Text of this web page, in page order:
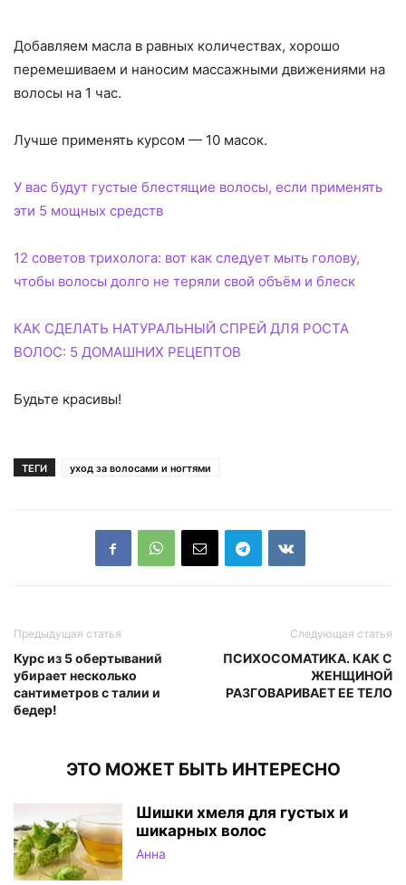
Добавляем масла в равных количествах, хорошо
перемешиваем и наносим массажными движениями на
волосы на 1 час.
Лучше применять курсом — 10 масок.
У вас будут густые блестящие волосы, если применять
эти 5 мощных средств
12 советов трихолога: вот как следует мыть голову,
чтобы волосы долго не теряли свой объём и блеск
КАК СДЕЛАТЬ НАТУРАЛЬНЫЙ СПРЕЙ ДЛЯ РОСТА
ВОЛОС: 5 ДОМАШНИХ РЕЦЕПТОВ
Будьте красивы!
ТЕГИ уход за волосами и ногтями
Предыдущая статья
Курс из 5 обертываний
убирает несколько
сантиметров с талии и
бедер!
Следующая статья
ПСИХОСОМАТИКА. КАК С
ЖЕНЩИНОЙ
РАЗГОВАРИВАЕТ ЕЕ ТЕЛО
ЭТО МОЖЕТ БЫТЬ ИНТЕРЕСНО
Шишки хмеля для густых и
шикарных волос
Анна